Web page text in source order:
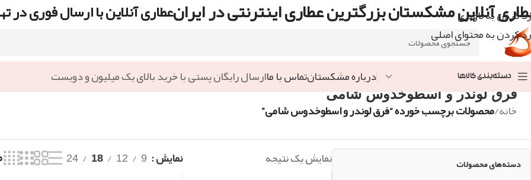
رد کردن به ناوبری
رد کردن به محتوای اصلی
آنلاین مشکستان بزرگترین عطاری اینترنتی در ایرانعطاری آنلاین با ارسال فوری در
دسته‌بندی کالاها درباره مشکستانتماس با ماارسال رایگان پستی با خرید بالای یک میلیون و دویست
فرق لوندر و اسطوخدوس شامی
خانه/محصولات برچسب خورده “فرق لوندر و اسطوخدوس شامی”
دسته‌های محصولات نمایش یک نتیجه نمایش 9
12
18
24